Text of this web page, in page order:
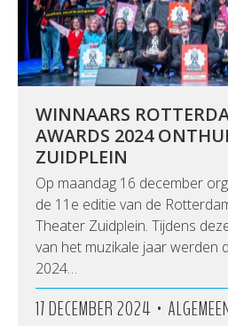
WINNAARS
AWARDS 2024
ZUIDPLEIN
Op maandag 16 december
de 11e editie van de
Theater Zuidplein. Tijdens
van het muzikale jaar werden
2024…
17 DECEMBER 2024 •